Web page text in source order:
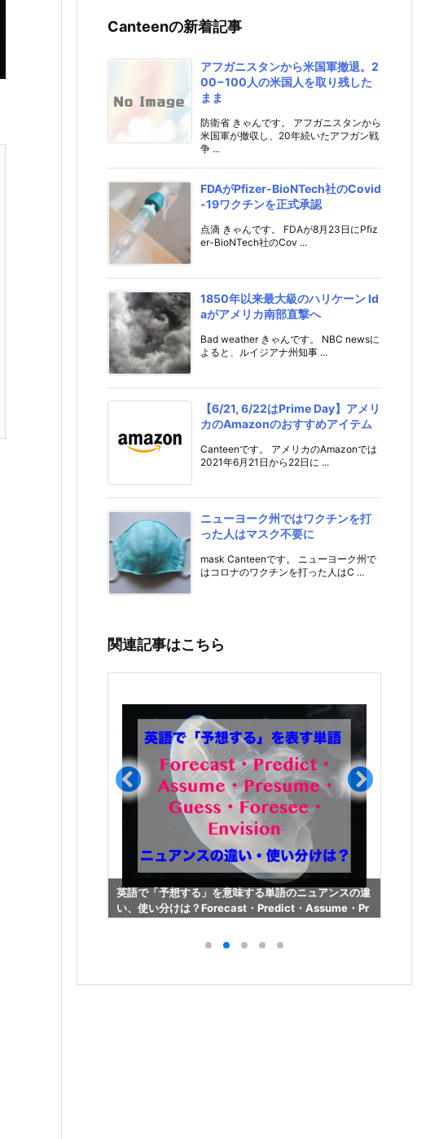
Canteenの新着記事
アフガニスタンから米国軍撤退。2
00−100人の米国人を取り残した
まま
防衛省 きゃんです。 アフガニスタンから
米国軍が撤収し、20年続いたアフガン戦
争 ...
FDAがPfizer-BioNTech社のCovid
-19ワクチンを正式承認
点滴 きゃんです。 FDAが8月23日にPfiz
er-BioNTech社のCov ...
1850年以来最大級のハリケーン Id
aがアメリカ南部直撃へ
Bad weather きゃんです。 NBC newsに
よると、ルイジアナ州知事 ...
【6/21, 6/22はPrime Day】アメリ
カのAmazonのおすすめアイテム
Canteenです。 アメリカのAmazonでは
2021年6月21日から22日に ...
ニューヨーク州ではワクチンを打
った人はマスク不要に
mask Canteenです。 ニューヨーク州で
はコロナのワクチンを打った人はC ...
関連記事はこちら
英語で「予想する」を意味する単語のニュアンスの違
い、使い分けは？Forecast・Predict・Assume・Pr